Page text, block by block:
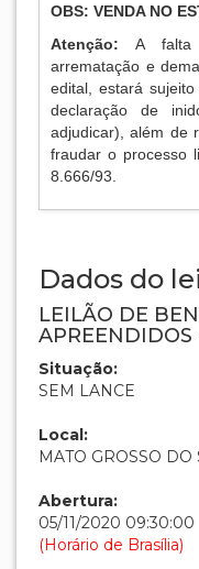
OBS: VENDA NO
Atenção:A falta
arrematação e
edital, estará
declaração de
adjudicar), além de
fraudar o processo
8.666/93.
Dados do
LEILÃO DE
APREENDIDOS
Situação:
SEM LANCE
Local:
MATO GROSSO DO
Abertura:
05/11/2020 09:30:00
(Horário de Brasília)